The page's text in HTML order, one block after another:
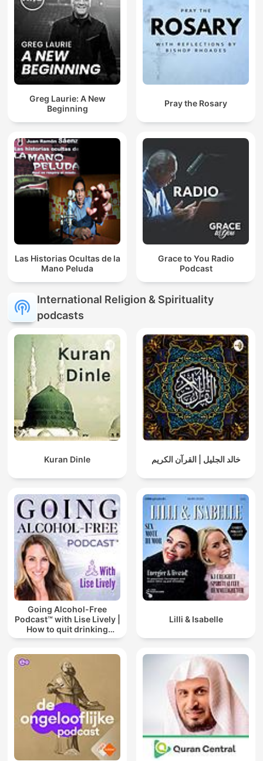
Greg Laurie: A New
Beginning
Pray the Rosary
Las Historias Ocultas de la
Mano Peluda
Grace to You Radio
Podcast
International Religion & Spirituality
podcasts
Kuran Dinle خالد الجليل | القرآن الكريم
Going Alcohol-Free
Podcast™ with Lise Lively |
How to quit drinking
alcohol
Lilli & Isabelle